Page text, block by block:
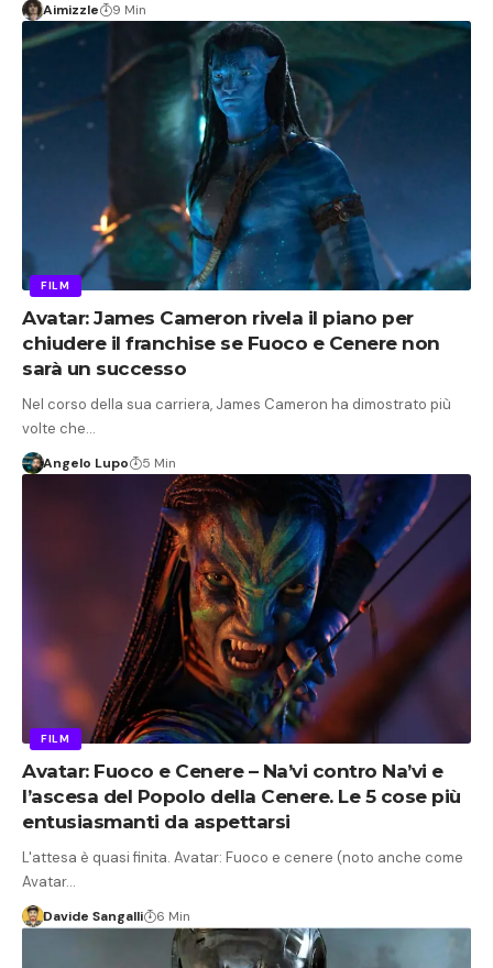
Aimizzle 9 Min
FILM
Avatar: James Cameron rivela il piano per
chiudere il franchise se Fuoco e Cenere non
sarà un successo
Nel corso della sua carriera, James Cameron ha dimostrato più
volte che…
Angelo Lupo 5 Min
FILM
Avatar: Fuoco e Cenere – Na’vi contro Na’vi e
l’ascesa del Popolo della Cenere. Le 5 cose più
entusiasmanti da aspettarsi
L'attesa è quasi finita. Avatar: Fuoco e cenere (noto anche come
Avatar…
Davide Sangalli 6 Min